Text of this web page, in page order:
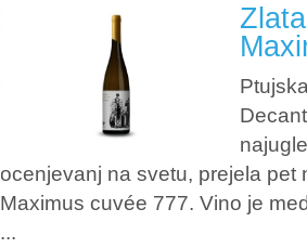
ocenjevanj na svetu, prejela
Maximus cuvée 777. Vino je
...